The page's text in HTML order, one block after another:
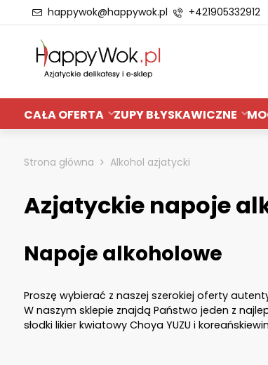
happywok@happywok.pl +421905332912
CAŁA OFERTA ZUPY BŁYSKAWICZNE
Strona główna Alkohol azjatycki
Azjatyckie napoje
Napoje alkoholowe
Proszę wybierać z naszej szerokiej oferty
W naszym sklepie znajdą Państwo jeden z
słodki likier kwiatowy Choya YUZU i